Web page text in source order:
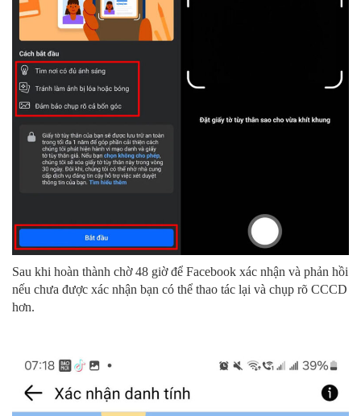
Sau khi hoàn thành chờ 48 giờ để Facebook xác nhận và phản hồi
nếu chưa được xác nhận bạn có thể thao tác lại và chụp rõ CCCD
hơn.